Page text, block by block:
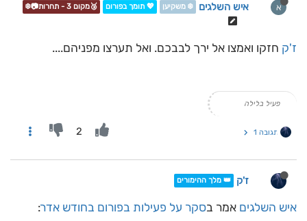
א איש השלגים ❄️ משקיען 💖 תומך בפורום 🥉מקום 3 - תחרות📷❄️
ז'ק חזקו ואמצו אל ירך לבבכם. ואל תערצו מפניהם....
פעיל בלילה
תגובה 1 2
ז'ק 👑 מלך ההימורים
איש השלגים אמר בסקר על פעילות בפורום בחודש אדר: